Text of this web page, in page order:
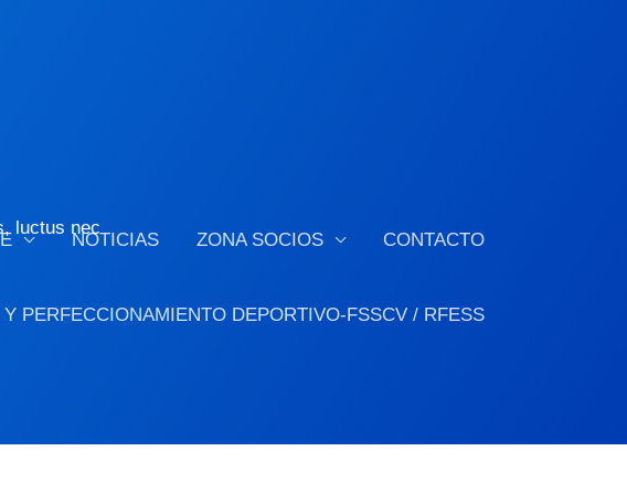
NOTICIAS ZONA SOCIOS CONTACTO
PERFECCIONAMIENTO DEPORTIVO-FSSCV / RFESS
luctus nec